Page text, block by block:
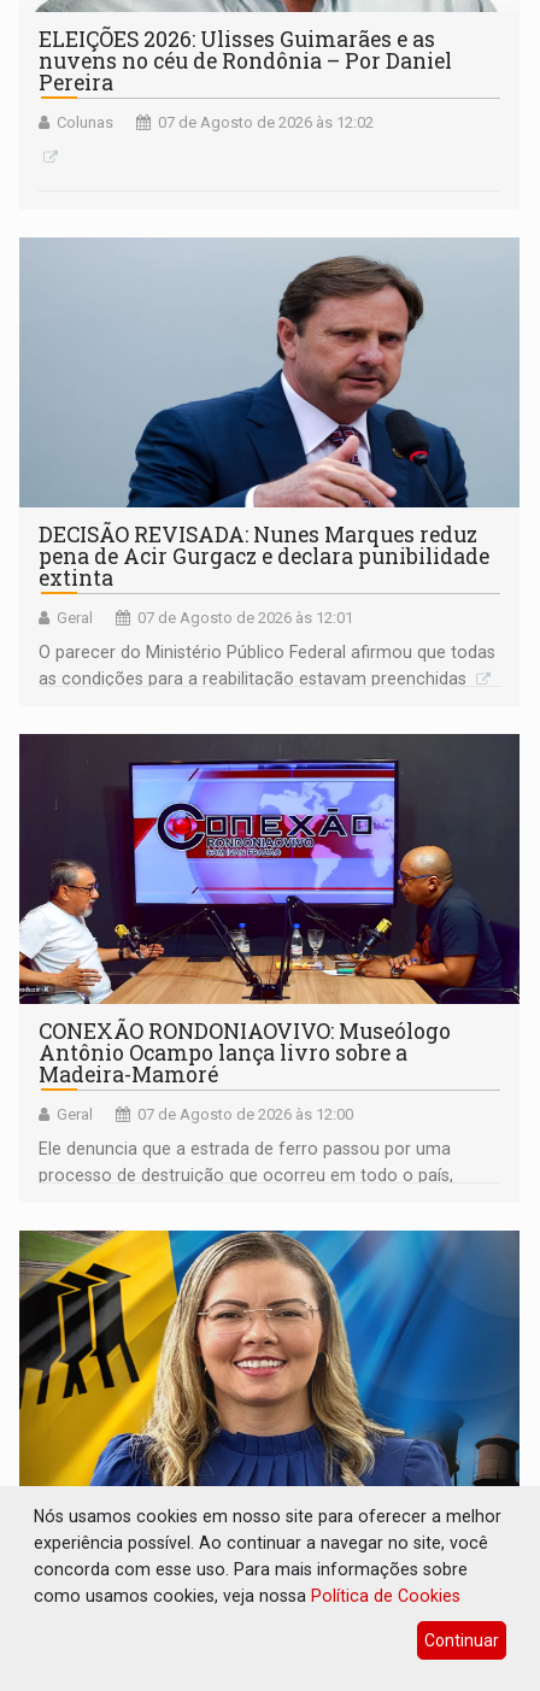
ELEIÇÕES 2026: Ulisses Guimarães e as
nuvens no céu de Rondônia – Por Daniel
Pereira
Colunas 07 de Agosto de 2026 às 12:02
DECISÃO REVISADA: Nunes Marques reduz
pena de Acir Gurgacz e declara punibilidade
extinta
Geral 07 de Agosto de 2026 às 12:01
O parecer do Ministério Público Federal afirmou que todas
as condições para a reabilitação estavam preenchidas
CONEXÃO RONDONIAOVIVO: Museólogo
Antônio Ocampo lança livro sobre a
Madeira-Mamoré
Geral 07 de Agosto de 2026 às 12:00
Ele denuncia que a estrada de ferro passou por uma
processo de destruição que ocorreu em todo o país,
ELEIÇÕES 2026: Patrimônio de candidata a
deputada federal do PL salta R$ 1 mil para R$
155 mil
07 de Agosto de 2026 às 11:45
Vereadora Sofia Andrade declarou ocupação principal
Nós usamos cookies em nosso site para oferecer a melhor
experiência possível. Ao continuar a navegar no site, você
concorda com esse uso. Para mais informações sobre
como usamos cookies, veja nossa Política de Cookies
Continuar